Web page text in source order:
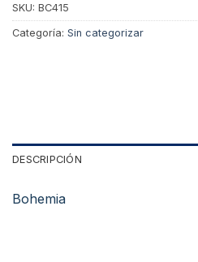
SKU: BC415
Categoría: Sin categorizar
DESCRIPCIÓN
Bohemia